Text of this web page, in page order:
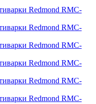
Redmond RMC-
Redmond RMC-
Redmond RMC-
Redmond RMC-
Redmond RMC-
Redmond RMC-